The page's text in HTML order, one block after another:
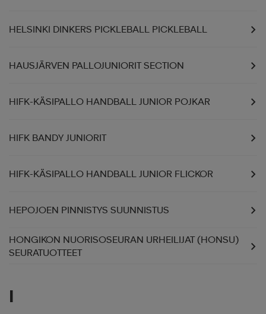
HELSINKI DINKERS PICKLEBALL PICKLEBALL
HAUSJÄRVEN PALLOJUNIORIT SECTION
HIFK-KÄSIPALLO HANDBALL JUNIOR POJKAR
HIFK BANDY JUNIORIT
HIFK-KÄSIPALLO HANDBALL JUNIOR FLICKOR
HEPOJOEN PINNISTYS SUUNNISTUS
HONGIKON NUORISOSEURAN URHEILIJAT (HONSU)
SEURATUOTTEET
I